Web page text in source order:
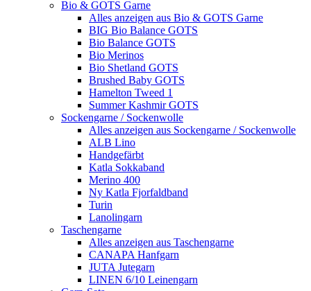
Bio & GOTS Garne
Alles anzeigen aus Bio & GOTS Garne
BIG Bio Balance GOTS
Bio Balance GOTS
Bio Merinos
Bio Shetland GOTS
Brushed Baby GOTS
Hamelton Tweed 1
Summer Kashmir GOTS
Sockengarne / Sockenwolle
Alles anzeigen aus Sockengarne / Sockenwolle
ALB Lino
Handgefärbt
Katla Sokkaband
Merino 400
Ny Katla Fjorfaldband
Turin
Lanolingarn
Taschengarne
Alles anzeigen aus Taschengarne
CANAPA Hanfgarn
JUTA Jutegarn
LINEN 6/10 Leinengarn